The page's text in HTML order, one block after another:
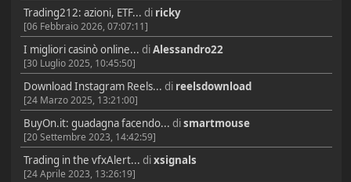
Trading212: azioni, ETF... di ricky
[06 Febbraio 2026, 07:07:11]
I migliori casinò online... diAlessandro22
[30 Luglio 2025, 10:45:50]
Download Instagram Reels... di reelsdownload
[24 Marzo 2025, 13:21:00]
BuyOn.it: guadagna facendo... dismartmouse
[20 Settembre 2023, 14:42:59]
Trading in the vfxAlert... dixsignals
[24 Aprile 2023, 13:26:19]